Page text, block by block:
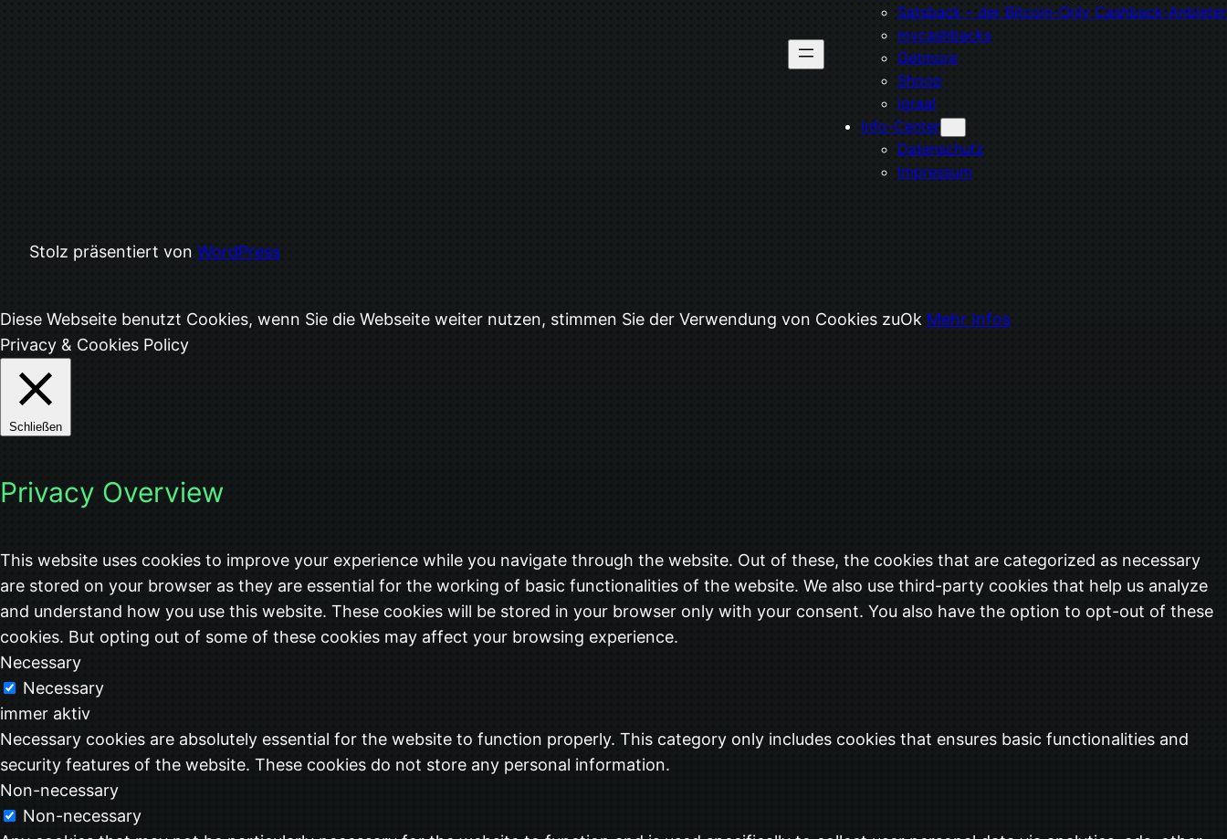
Satsback – der Bitcoin-Only Cashback-Anbieter
mycashbacks
Getmore
Shoop
igraal
Info-Center
Datenschutz
Impressum
Stolz präsentiert von WordPress
Diese Webseite benutzt Cookies, wenn Sie die Webseite weiter nutzen, stimmen Sie der Verwendung von Cookies zuOk Mehr Infos
Privacy & Cookies Policy
Schließen
Privacy Overview
This website uses cookies to improve your experience while you navigate through the website. Out of these, the cookies that are categorized as necessary
are stored on your browser as they are essential for the working of basic functionalities of the website. We also use third-party cookies that help us analyze
and understand how you use this website. These cookies will be stored in your browser only with your consent. You also have the option to opt-out of these
cookies. But opting out of some of these cookies may affect your browsing experience.
Necessary
Necessary
immer aktiv
Necessary cookies are absolutely essential for the website to function properly. This category only includes cookies that ensures basic functionalities and
security features of the website. These cookies do not store any personal information.
Non-necessary
Non-necessary